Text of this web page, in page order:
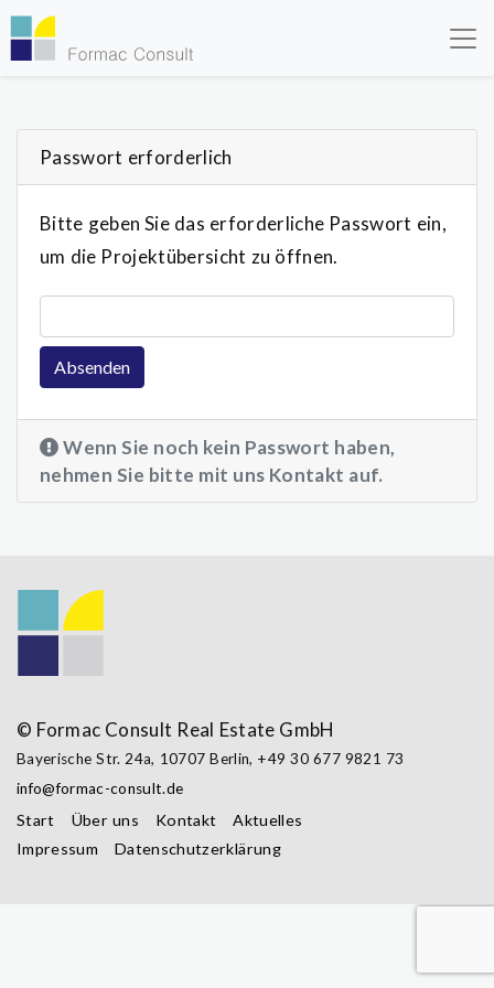
Passwort erforderlich
Bitte geben Sie das erforderliche Passwort ein,
um die Projektübersicht zu öffnen.
Passwort
Absenden
Wenn Sie noch kein Passwort haben,
nehmen Sie bitte mit uns Kontakt auf.
© Formac Consult Real Estate GmbH
Bayerische Str. 24a, 10707 Berlin, +49 30 677 9821 73
info@formac-consult.de
Start Über uns Kontakt
Aktuelles
Impressum
Datenschutzerklärung